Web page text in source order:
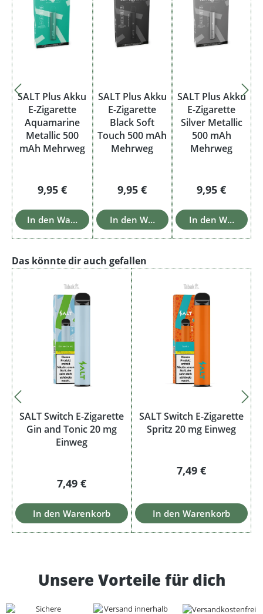
SALT Plus Akku
E-Zigarette
Aquamarine
Metallic 500
mAh Mehrweg
Regulärer Preis:
9,95 €
In den Warenkorb
SALT Plus Akku
E-Zigarette
Black Soft
Touch 500 mAh
Mehrweg
Regulärer Preis:
9,95 €
In den Warenkorb
SALT Plus Akku
E-Zigarette
Silver Metallic
500 mAh
Mehrweg
Regulärer
9,95 €
In den
Produktgalerie überspringen
Das könnte dir auch gefallen
SALT Switch E-Zigarette
Gin and Tonic 20 mg
Einweg
Regulärer Preis:
7,49 €
In den Warenkorb
SALT Switch E-Zigarette
Spritz 20 mg Einweg
Regulärer Preis:
7,49 €
In den Warenkorb
Unsere Vorteile für dich